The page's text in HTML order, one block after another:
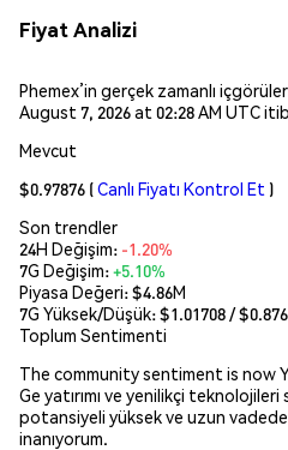
Fiyat Analizi
Phemex’in gerçek zamanlı
August 7, 2026 at 02:28 AM UTC
Mevcut
$0.97876 (Canlı Fiyatı Kontrol Et )
Son trendler
24H Değişim: -1.20%
7G Değişim:+5.10%
Piyasa Değeri:$4.86M
7G Yüksek/Düşük: $1.01708/ $
Toplum Sentimenti
The community sentiment is now
Ge yatırımı ve yenilikçi
potansiyeli yüksek ve uzun
inanıyorum.